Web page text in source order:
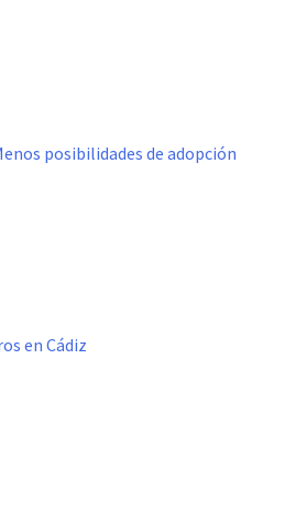
posibilidades de adopción
en Cádiz